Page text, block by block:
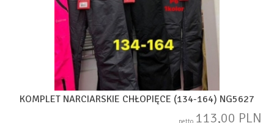
KOMPLET NARCIARSKIE CHŁOPIĘCE (134-164) NG5627
113,00 PLN